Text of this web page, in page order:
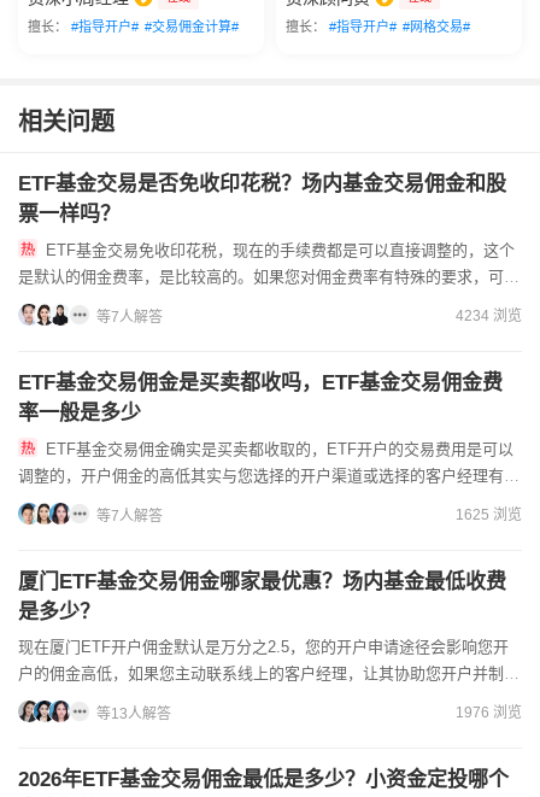
擅长： #指导开户# #交易佣金计算# 擅长： #指导开户# #网格交易#
相关问题
ETF基金交易是否免收印花税？场内基金交易佣金和股
票一样吗？
是默认的佣金费率，是比较高的。如果您对佣金费率有特殊的要求，可以
在线咨询客户经理线上进行低佣金账户的办理。投资者自行开户的...
等7人解答 4234 浏览
ETF基金交易佣金是买卖都收吗，ETF基金交易佣金费
率一般是多少
调整的，开户佣金的高低其实与您选择的开户渠道或选择的客户经理有一
定的关联。想要获得低佣金需要在办理开户前，首先联系好线上...
等7人解答 1625 浏览
厦门ETF基金交易佣金哪家最优惠？场内基金最低收费
是多少？
现在厦门ETF开户佣金默认是万分之2.5，您的开户申请途径会影响您开
户的佣金高低，如果您主动联系线上的客户经理，让其协助您开户并制定
优惠的佣金费率方案，这样您就可以获得低佣金账户了。开...
等13人解答 1976 浏览
2026年ETF基金交易佣金最低是多少？小资金定投哪个